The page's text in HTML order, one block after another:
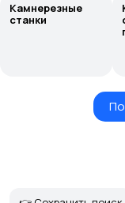
Камнерезные
станки